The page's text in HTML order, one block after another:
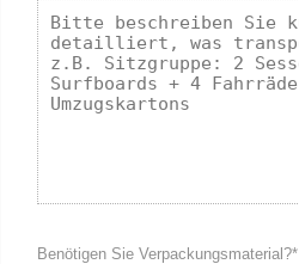
Benötigen Sie Verpackungsmaterial?*